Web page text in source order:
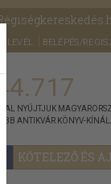
BELÉPÉS/
KÖTELEZŐ ÉS
NYÚJTJUK
ANTIKVÁR KÖNYV-